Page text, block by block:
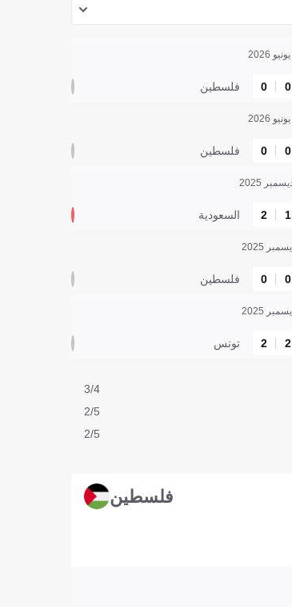
0
0 فلسطين
0
0 فلسطين
1
2 السعودية
0
0 فلسطين
2
2 تونس
3/4
2/5
2/5
فلسطين